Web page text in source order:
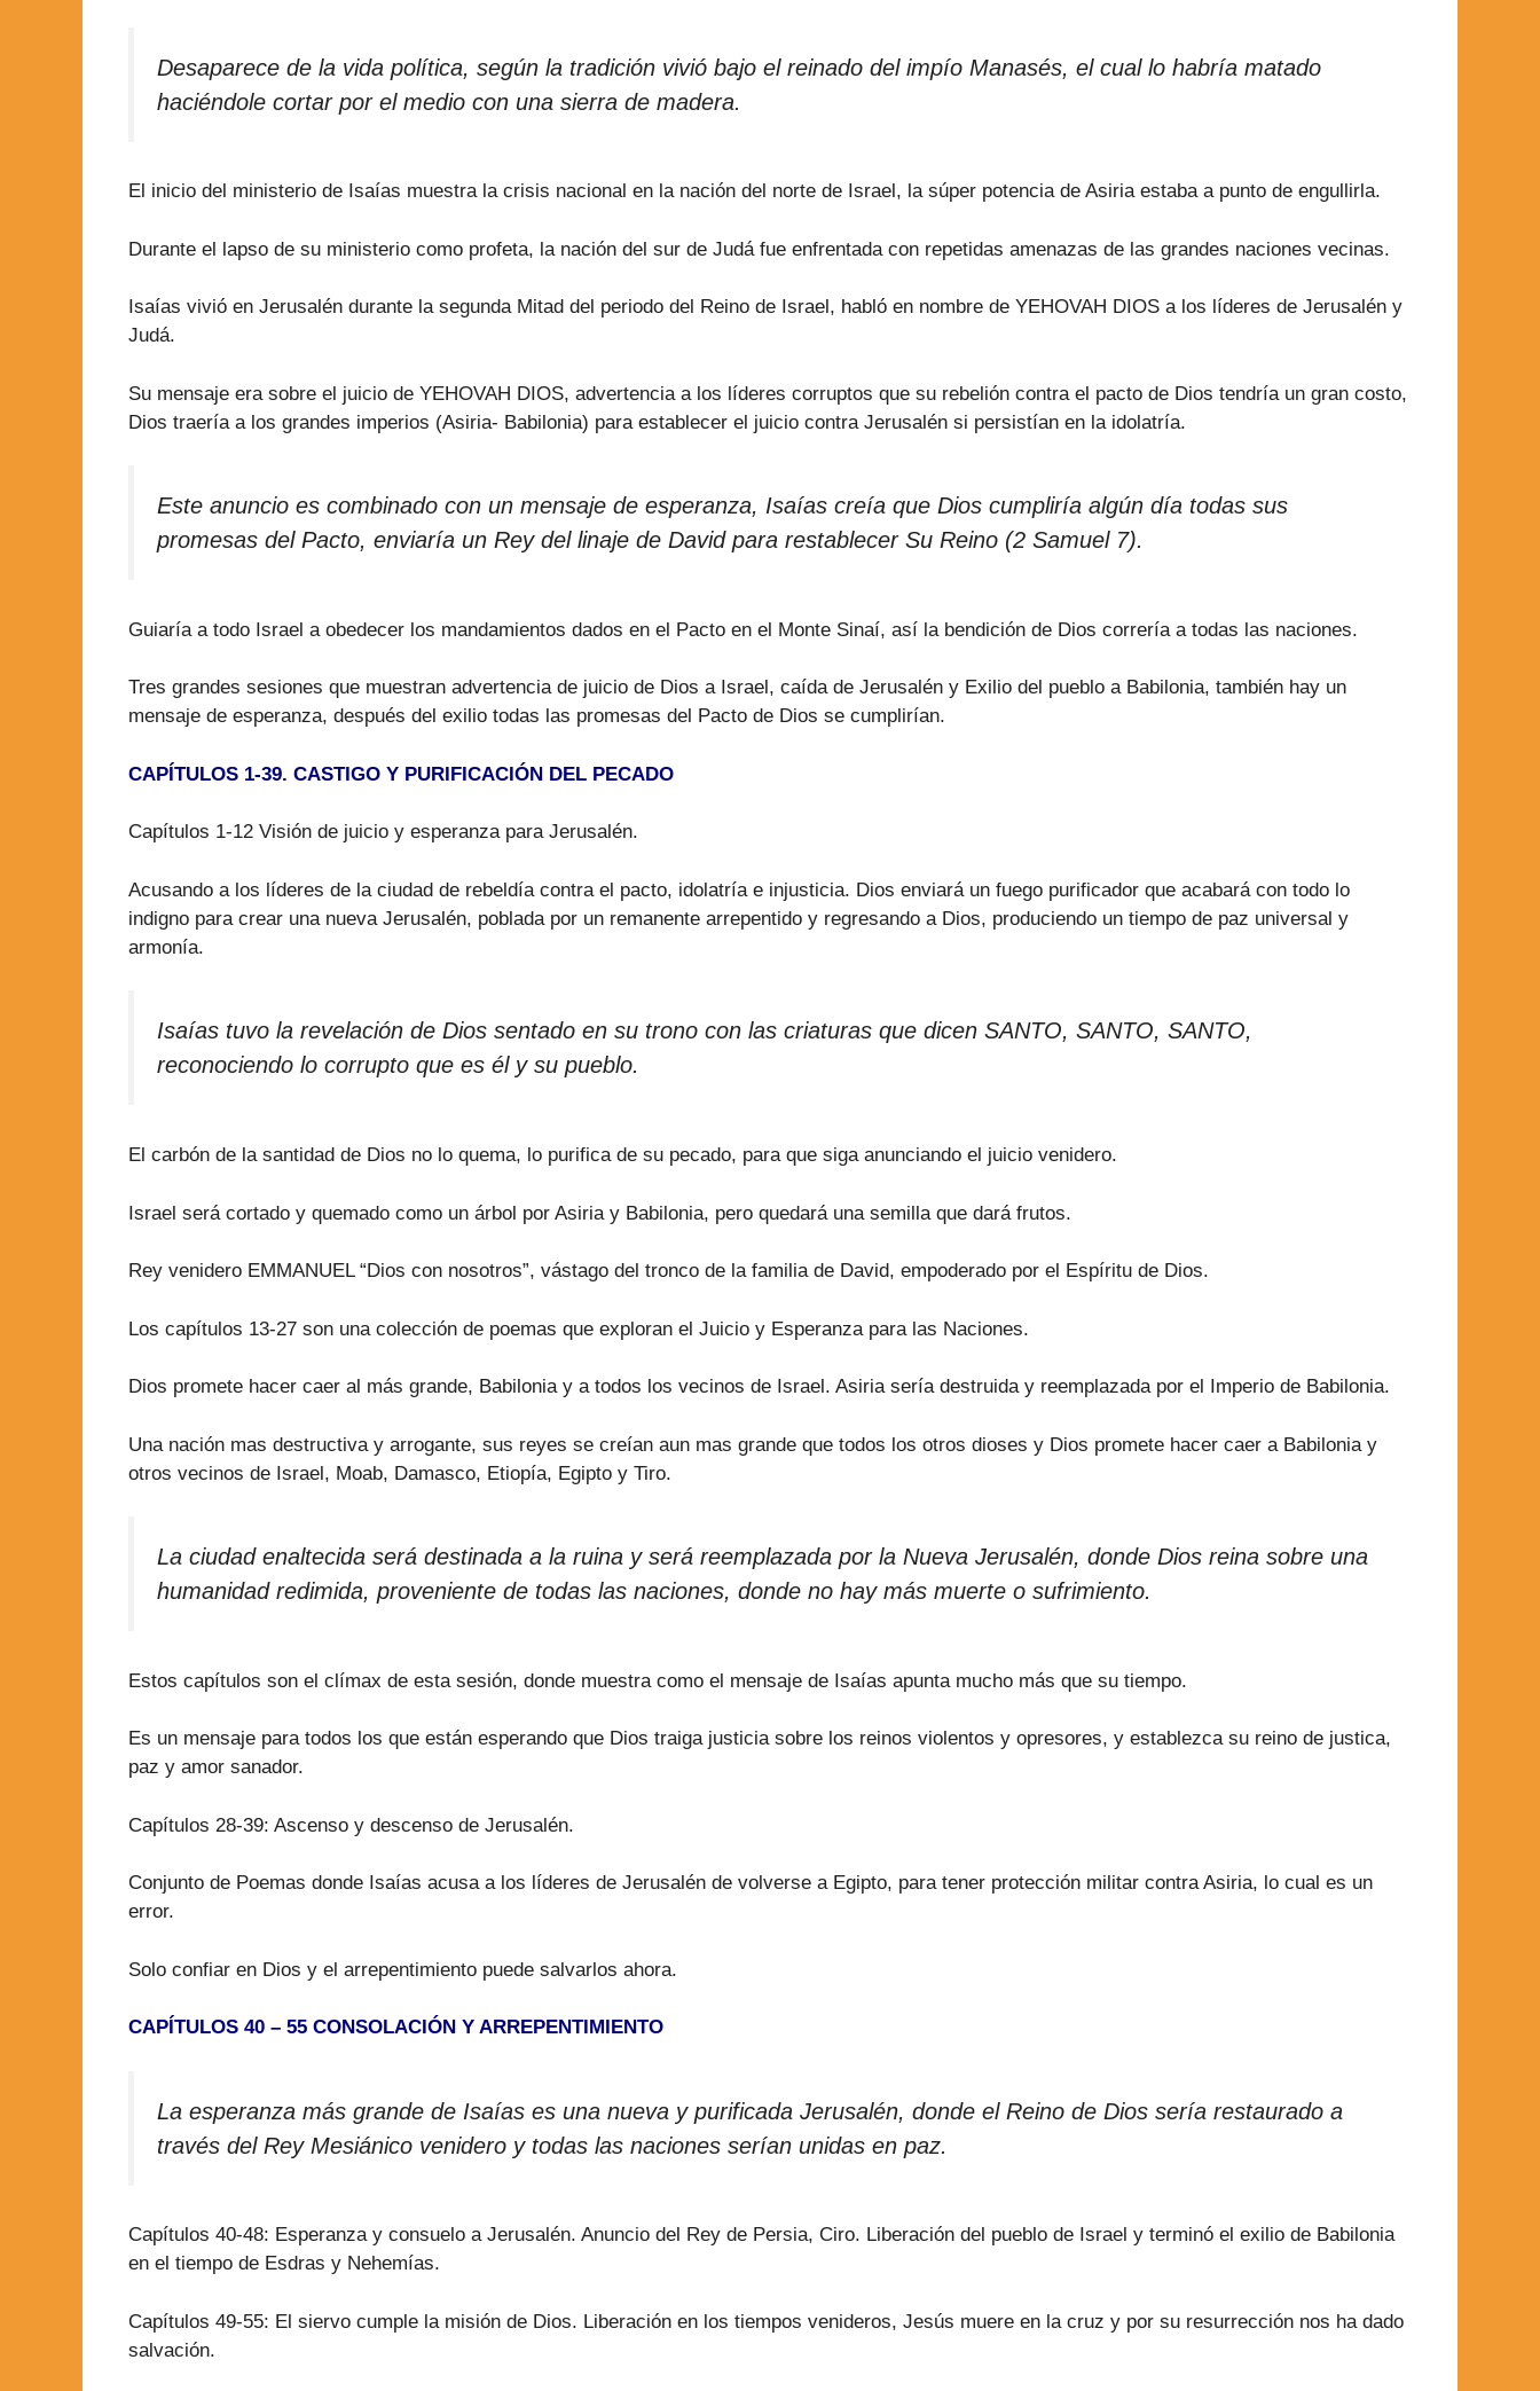
Desaparece de la vida política, según la tradición vivió bajo el reinado del impío Manasés, el cual lo habría matado
haciéndole cortar por el medio con una sierra de madera.
El inicio del ministerio de Isaías muestra la crisis nacional en la nación del norte de Israel, la súper potencia de Asiria estaba a punto de engullirla.
Durante el lapso de su ministerio como profeta, la nación del sur de Judá fue enfrentada con repetidas amenazas de las grandes naciones vecinas.
Isaías vivió en Jerusalén durante la segunda Mitad del periodo del Reino de Israel, habló en nombre de YEHOVAH DIOS a los líderes de Jerusalén y
Judá.
Su mensaje era sobre el juicio de YEHOVAH DIOS, advertencia a los líderes corruptos que su rebelión contra el pacto de Dios tendría un gran costo,
Dios traería a los grandes imperios (Asiria- Babilonia) para establecer el juicio contra Jerusalén si persistían en la idolatría.
Este anuncio es combinado con un mensaje de esperanza, Isaías creía que Dios cumpliría algún día todas sus
promesas del Pacto, enviaría un Rey del linaje de David para restablecer Su Reino (2 Samuel 7).
Guiaría a todo Israel a obedecer los mandamientos dados en el Pacto en el Monte Sinaí, así la bendición de Dios correría a todas las naciones.
Tres grandes sesiones que muestran advertencia de juicio de Dios a Israel, caída de Jerusalén y Exilio del pueblo a Babilonia, también hay un
mensaje de esperanza, después del exilio todas las promesas del Pacto de Dios se cumplirían.
CAPÍTULOS 1-39. CASTIGO Y PURIFICACIÓN DEL PECADO
Capítulos 1-12 Visión de juicio y esperanza para Jerusalén.
Acusando a los líderes de la ciudad de rebeldía contra el pacto, idolatría e injusticia. Dios enviará un fuego purificador que acabará con todo lo
indigno para crear una nueva Jerusalén, poblada por un remanente arrepentido y regresando a Dios, produciendo un tiempo de paz universal y
armonía.
Isaías tuvo la revelación de Dios sentado en su trono con las criaturas que dicen SANTO, SANTO, SANTO,
reconociendo lo corrupto que es él y su pueblo.
El carbón de la santidad de Dios no lo quema, lo purifica de su pecado, para que siga anunciando el juicio venidero.
Israel será cortado y quemado como un árbol por Asiria y Babilonia, pero quedará una semilla que dará frutos.
Rey venidero EMMANUEL “Dios con nosotros”, vástago del tronco de la familia de David, empoderado por el Espíritu de Dios.
Los capítulos 13-27 son una colección de poemas que exploran el Juicio y Esperanza para las Naciones.
Dios promete hacer caer al más grande, Babilonia y a todos los vecinos de Israel. Asiria sería destruida y reemplazada por el Imperio de Babilonia.
Una nación mas destructiva y arrogante, sus reyes se creían aun mas grande que todos los otros dioses y Dios promete hacer caer a Babilonia y
otros vecinos de Israel, Moab, Damasco, Etiopía, Egipto y Tiro.
La ciudad enaltecida será destinada a la ruina y será reemplazada por la Nueva Jerusalén, donde Dios reina sobre una
humanidad redimida, proveniente de todas las naciones, donde no hay más muerte o sufrimiento.
Estos capítulos son el clímax de esta sesión, donde muestra como el mensaje de Isaías apunta mucho más que su tiempo.
Es un mensaje para todos los que están esperando que Dios traiga justicia sobre los reinos violentos y opresores, y establezca su reino de justica,
paz y amor sanador.
Capítulos 28-39: Ascenso y descenso de Jerusalén.
Conjunto de Poemas donde Isaías acusa a los líderes de Jerusalén de volverse a Egipto, para tener protección militar contra Asiria, lo cual es un
error.
Solo confiar en Dios y el arrepentimiento puede salvarlos ahora.
CAPÍTULOS 40 – 55 CONSOLACIÓN Y ARREPENTIMIENTO
La esperanza más grande de Isaías es una nueva y purificada Jerusalén, donde el Reino de Dios sería restaurado a
través del Rey Mesiánico venidero y todas las naciones serían unidas en paz.
Capítulos 40-48: Esperanza y consuelo a Jerusalén. Anuncio del Rey de Persia, Ciro. Liberación del pueblo de Israel y terminó el exilio de Babilonia
en el tiempo de Esdras y Nehemías.
Capítulos 49-55: El siervo cumple la misión de Dios. Liberación en los tiempos venideros, Jesús muere en la cruz y por su resurrección nos ha dado
salvación.